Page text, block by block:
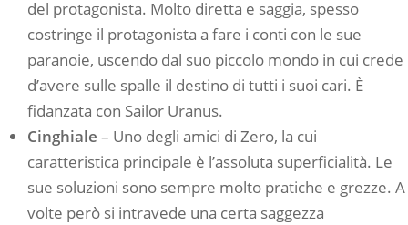
del protagonista. Molto diretta e saggia, spesso
costringe il protagonista a fare i conti con le sue
paranoie, uscendo dal suo piccolo mondo in cui crede
d’avere sulle spalle il destino di tutti i suoi cari. È
fidanzata con Sailor Uranus.
Cinghiale – Uno degli amici di Zero, la cui
caratteristica principale è l’assoluta superficialità. Le
sue soluzioni sono sempre molto pratiche e grezze. A
volte però si intravede una certa saggezza